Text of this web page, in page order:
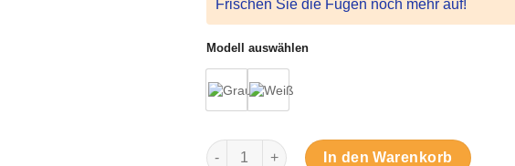
Frischen Sie die Fugen noch mehr auf!
Modell auswählen
Fugenstift – Fugen auffrischen Menge
In den Warenkorb